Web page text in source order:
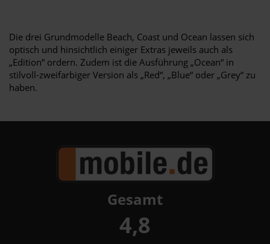
Die drei Grundmodelle Beach, Coast und Ocean lassen sich
optisch und hinsichtlich einiger Extras jeweils auch als
„Edition“ ordern. Zudem ist die Ausführung „Ocean“ in
stilvoll-zweifarbiger Version als „Red“, „Blue“ oder „Grey“ zu
haben.
Gesamt
4,8